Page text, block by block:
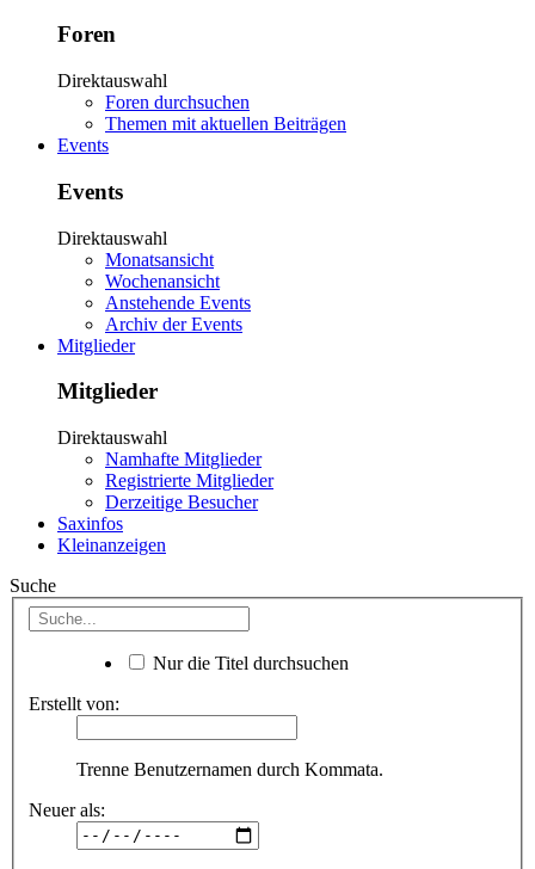
Foren
Direktauswahl
Foren durchsuchen
Themen mit aktuellen Beiträgen
Events
Events
Direktauswahl
Monatsansicht
Wochenansicht
Anstehende Events
Archiv der Events
Mitglieder
Mitglieder
Direktauswahl
Namhafte Mitglieder
Registrierte Mitglieder
Derzeitige Besucher
Saxinfos
Kleinanzeigen
Suche
Nur die Titel durchsuchen
Erstellt von:
Trenne Benutzernamen durch Kommata.
Neuer als: